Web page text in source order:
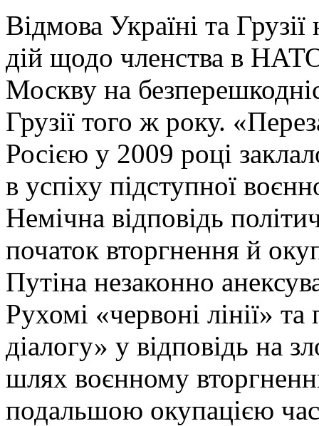
Відмова Україні та
дій щодо членства в
Москву на
Грузії того ж року.
Росією у 2009 році
в успіху підступної
Немічна відповідь
початок вторгнення й
Путіна незаконно
Рухомі «червоні лінії»
діалогу» у відповідь на
шлях воєнному
подальшою окупацією